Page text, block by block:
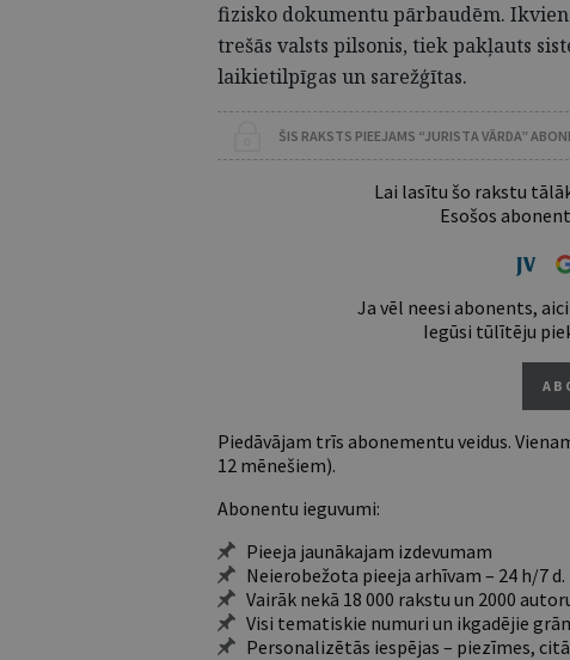
fizisko dokumentu pārbaudēm.
trešās valsts pilsonis, tiek pakļauts
laikietilpīgas un sarežģītas.
ŠIS RAKSTS PIEEJAMS “JURISTA VĀRDA”
Lai lasītu šo rakstu
Esošos
Ja vēl neesi abonents,
Iegūsi tūlītēju
Piedāvājam trīs abonementu veidus.
12 mēnešiem).
Abonentu ieguvumi:
Pieeja jaunākajam izdevumam
Neierobežota pieeja arhīvam – 24 h/7 d.
Vairāk nekā 18 000 rakstu un 2000
Visi tematiskie numuri un ikgadējie
Personalizētās iespējas – piezīmes,